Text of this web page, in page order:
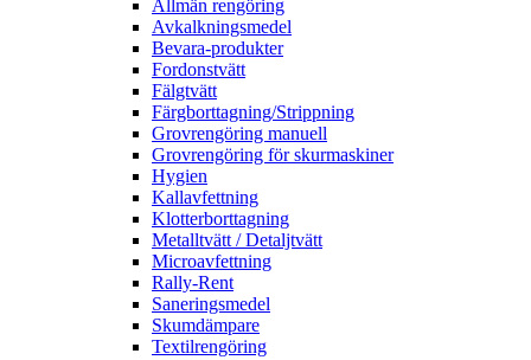
Allmän rengöring
Avkalkningsmedel
Bevara-produkter
Fordonstvätt
Fälgtvätt
Färgborttagning/Strippning
Grovrengöring manuell
Grovrengöring för skurmaskiner
Hygien
Kallavfettning
Klotterborttagning
Metalltvätt / Detaljtvätt
Microavfettning
Rally-Rent
Saneringsmedel
Skumdämpare
Textilrengöring